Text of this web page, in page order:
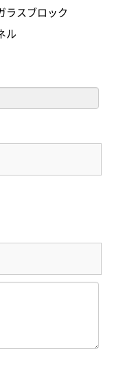
ラスブロック
ネル